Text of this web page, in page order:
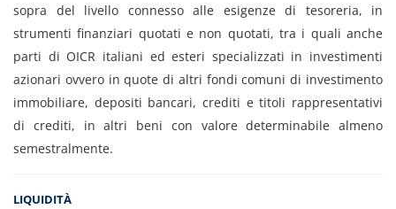
sopra del livello connesso alle esigenze di tesoreria, in
strumenti finanziari quotati e non quotati, tra i quali anche
parti di OICR italiani ed esteri specializzati in investimenti
azionari ovvero in quote di altri fondi comuni di investimento
immobiliare, depositi bancari, crediti e titoli rappresentativi
di crediti, in altri beni con valore determinabile almeno
semestralmente.
LIQUIDITÀ